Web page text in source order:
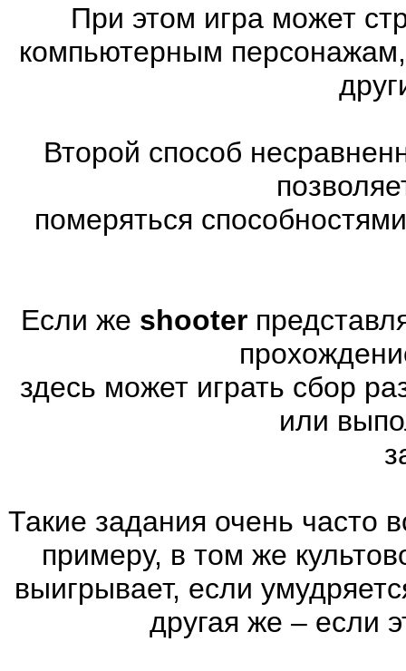
При этом игра может
компьютерным
Второй способ
померяться
Если же shooter
здесь может играть сбор
или
Такие задания очень часто
примеру, в том же
выигрывает, если
другая же – если